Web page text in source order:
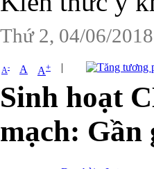
Thứ 2, 04/06/2018
A- A A+ |
Sinh hoạt
mạch: Gần